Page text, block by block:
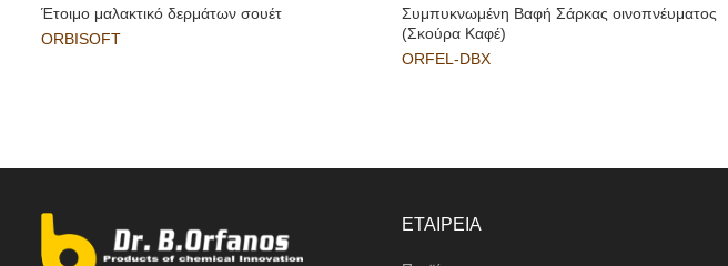
Έτοιμο μαλακτικό δερμάτων σουέτ
ORBISOFT
Συμπυκνωμένη Βαφή Σάρκας οινοπνέυματος
(Σκούρα Καφέ)
ORFEL-DBX
ΕΤΑΙΡΕΙΑ